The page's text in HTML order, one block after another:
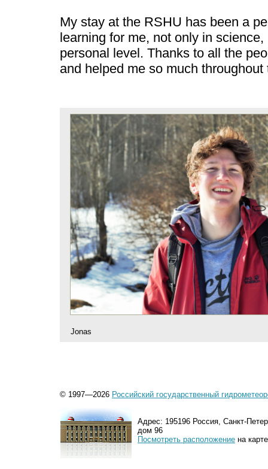
My stay at the RSHU has been a
learning for me, not only in
personal level. Thanks to all the
and helped me so much throughout
Jonas
© 1997—2026 Российский государственный
Адрес: 195196 Россия, Санкт-
дом 96
Посмотреть расположение на